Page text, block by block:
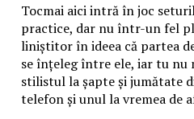
Tocmai aici intră în joc
practice, dar nu într-un fel
liniștitor în ideea că partea
se înțeleg între ele, iar tu nu
stilistul la șapte și jumătate
telefon și unul la vremea de